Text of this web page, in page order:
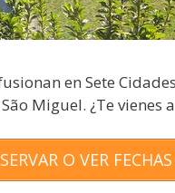
en Sete
Miguel. ¿Te vienes
O VER